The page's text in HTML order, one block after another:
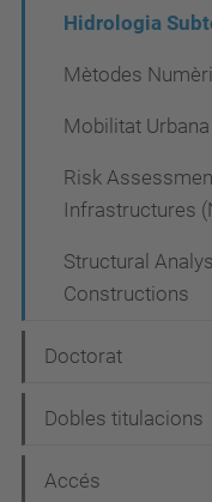
Hidrologia
Mètodes
Mobilitat Urbana
Risk
Infrastructures
Structural
Constructions
Doctorat
Dobles titulacions
Accés